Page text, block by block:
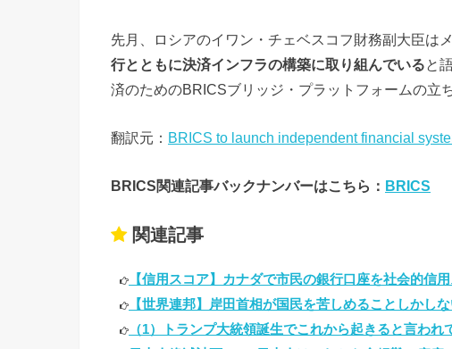
い
る
は独立し
ステムを
る
»
B
RI
先月、ロシアのイワン・チェベスコフ財務副大臣は
行とともに決済インフラの構築に取り組んでいる と
済のためのBRICSブリッジ・プラットフォームの立
翻訳元： BRICS to launch independent financial
BRICS関連記事バックナンバーはこちら： BRICS
関連記事
【信用スコア】カナダで市民の銀行口座を社会的信
【世界連邦】岸田首相が国民を苦しめることしかし
（1）トランプ大統領誕生でこれから起きると言わ